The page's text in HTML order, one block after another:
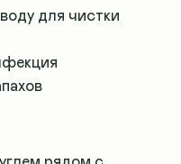
для чистки